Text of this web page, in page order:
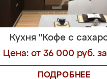
Кухня "Кофе с
Цена: от 36 000 руб.
ПОДРОБНЕЕ